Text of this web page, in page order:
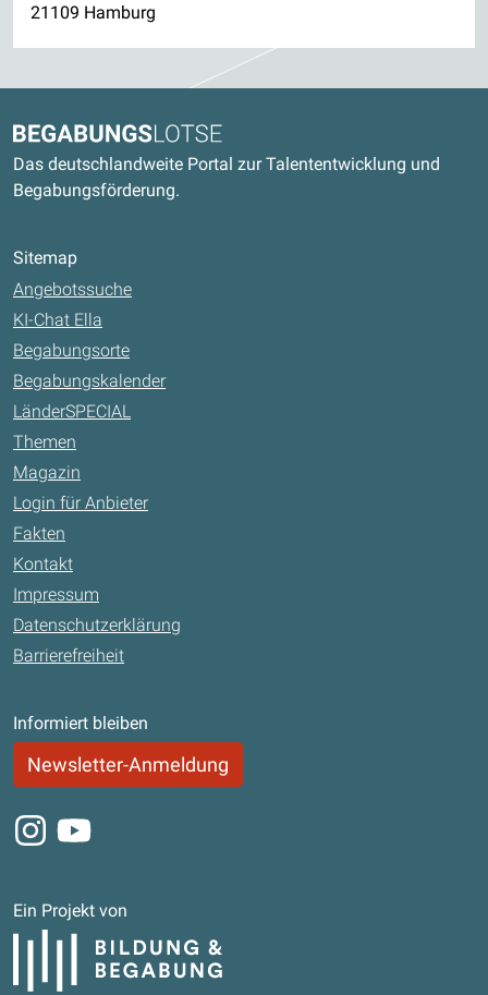
21109 Hamburg
Begabungslotse
Das deutschlandweite Portal zur Talententwicklung und
Begabungsförderung.
Sitemap
Angebotssuche
KI-Chat Ella
Begabungsorte
Begabungskalender
LänderSPECIAL
Themen
Magazin
Login für Anbieter
Fakten
Kontakt
Impressum
Datenschutzerklärung
Barrierefreiheit
Informiert bleiben
Newsletter-Anmeldung
Instagram
Youtube
Ein Projekt von
Bildung und Begabung